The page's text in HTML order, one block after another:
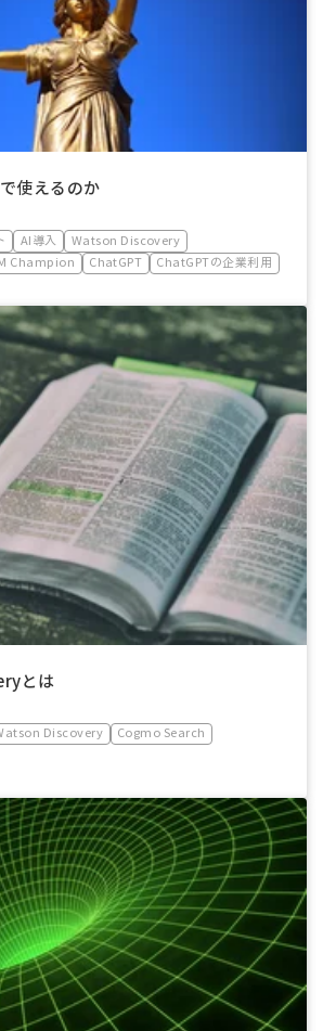
使えるのか
AI導入
Watson Discovery
Champion ChatGPT ChatGPTの企業利用
とは
Discovery
Cogmo Search